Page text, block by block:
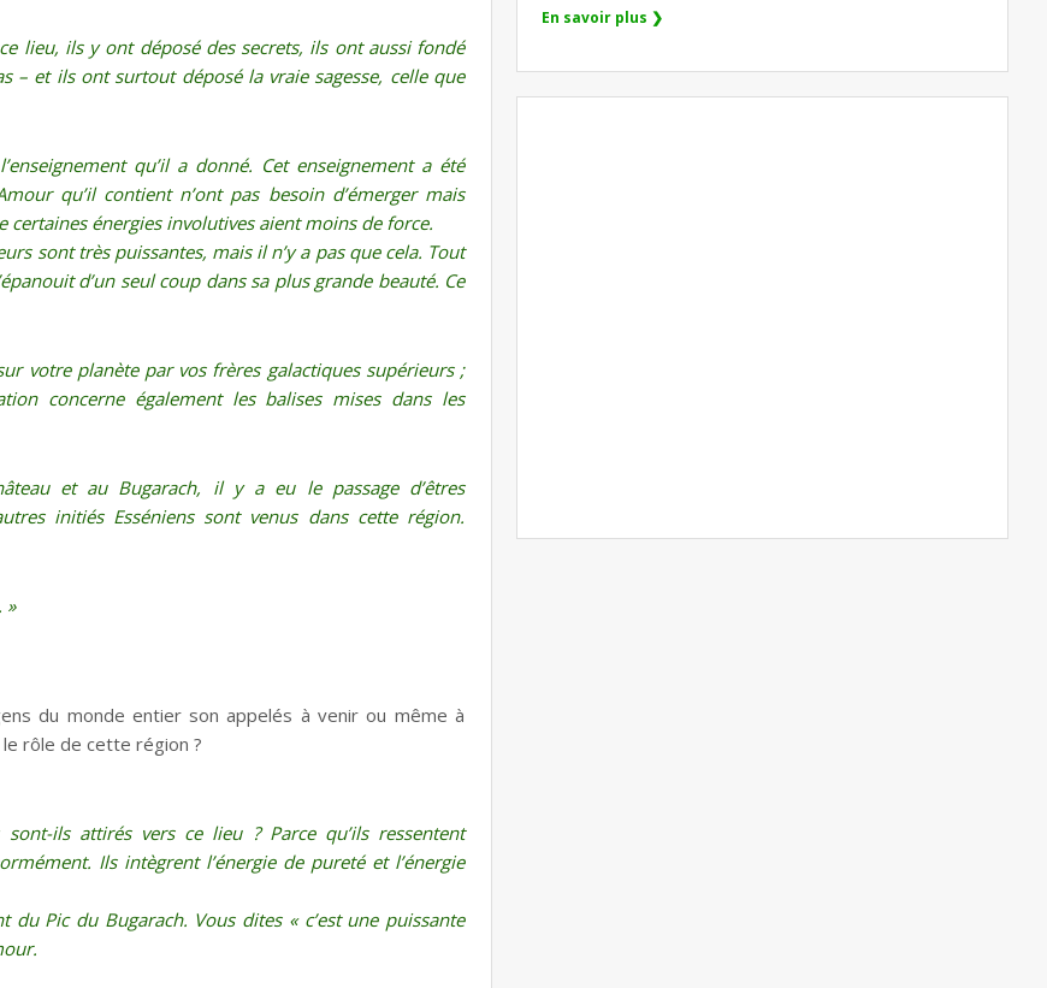
lieu, ils y ont déposé des secrets, ils ont aussi fondé
– et ils ont surtout déposé la vraie sagesse, celle que
qu’il a donné. Cet enseignement a été
qu’il contient n’ont pas besoin d’émerger mais
certaines énergies involutives aient moins de force.
sont très puissantes, mais il n’y a pas que cela. Tout
d’un seul coup dans sa plus grande beauté. Ce
votre planète par vos frères galactiques supérieurs ;
concerne également les balises mises dans les
et au Bugarach, il y a eu le passage d’êtres
initiés Esséniens sont venus dans cette région.
»
du monde entier son appelés à venir ou même à
rôle de cette région ?
ils attirés vers ce lieu ? Parce qu’ils ressentent
Ils intègrent l’énergie de pureté et l’énergie
Pic du Bugarach. Vous dites « c’est une puissante
En savoir plus ❯